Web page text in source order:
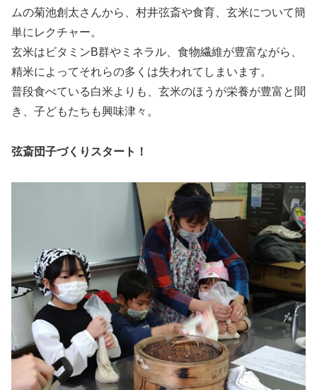
ムの菊池創太さんから、村井弦斎や食育、玄米について簡
単にレクチャー。
玄米はビタミンB群やミネラル、食物繊維が豊富ながら、
精米によってそれらの多くは失われてしまいます。
普段食べている白米よりも、玄米のほうが栄養が豊富と聞
き、子どもたちも興味津々。
弦斎団子づくりスタート！